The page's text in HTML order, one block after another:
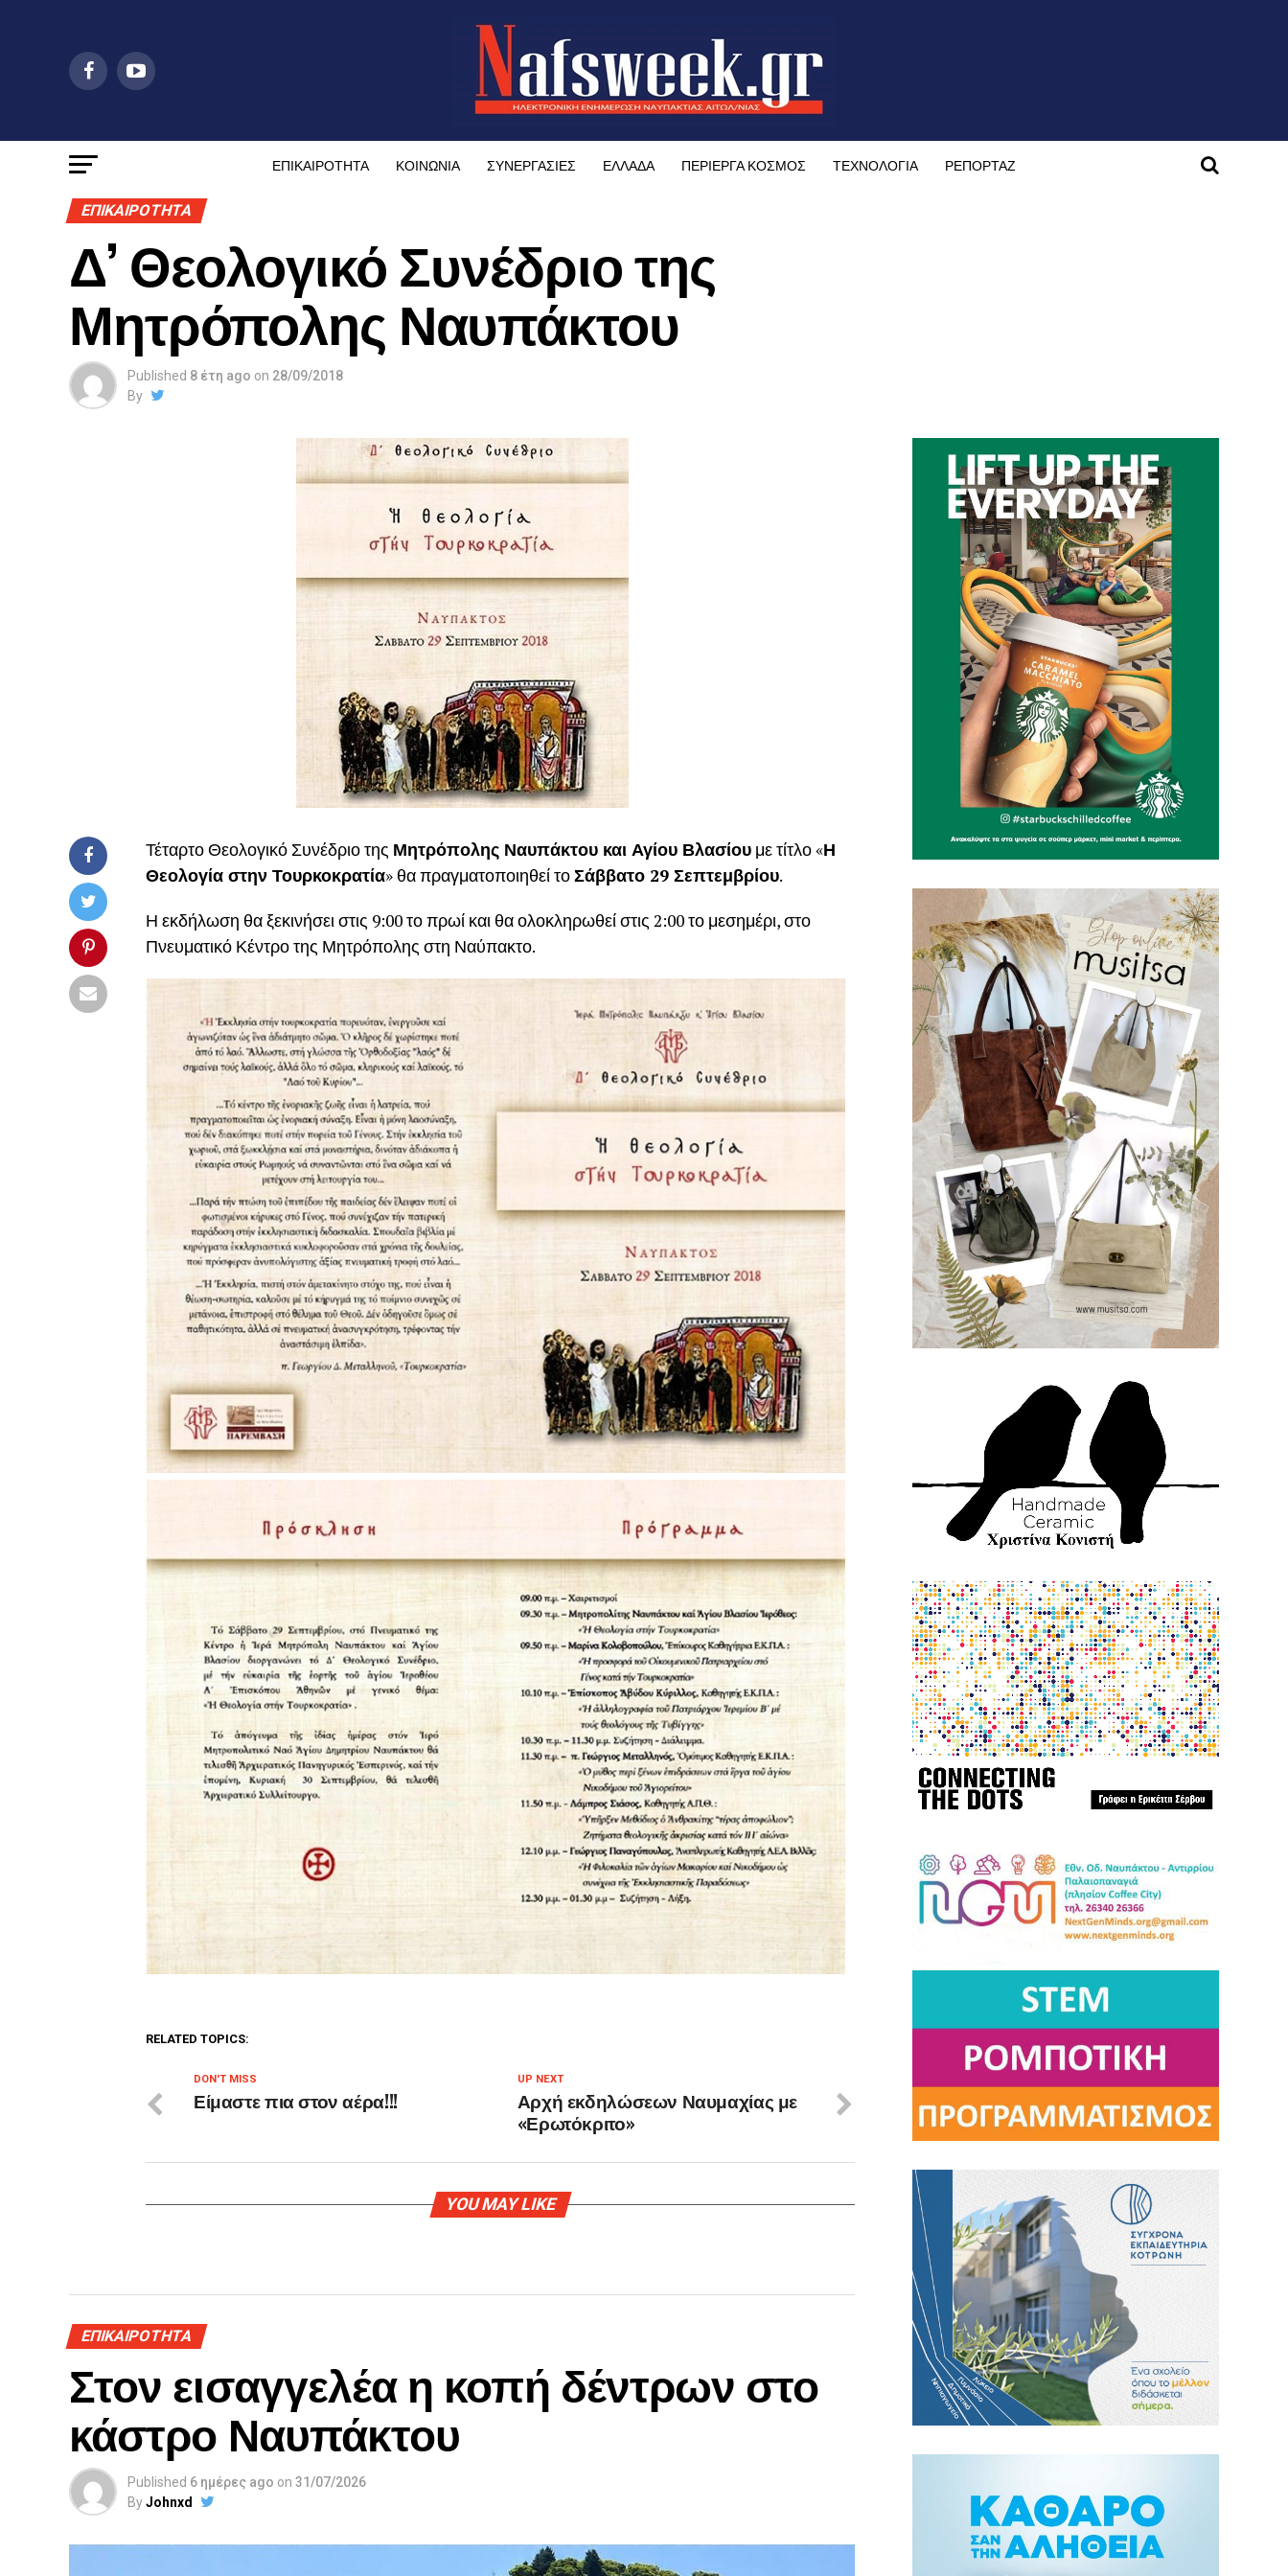
ΕΠΙΚΑΙΡΟΤΗΤΑ ΚΟΙΝΩΝΙΑ ΣΥΝΕΡΓΑΣΙΕΣ ΕΛΛΑΔΑ ΠΕΡΙΕΡΓΑ ΚΟΣΜΟΣ ΤΕΧΝΟΛΟΓΙΑ ΡΕΠΟΡΤΑΖ
ΕΠΙΚΑΙΡΟΤΗΤΑ
Δ’ Θεολογικό Συνέδριο της
Μητρόπολης Ναυπάκτου
Published 8 έτη ago on 28/09/2018
By
Τέταρτο Θεολογικό Συνέδριο της Μητρόπολης Ναυπάκτου και Αγίου Βλασίου με τίτλο «Η
Θεολογία στην Τουρκοκρατία» θα πραγματοποιηθεί τοΣάββατο 29 Σεπτεμβρίου.
Η εκδήλωση θα ξεκινήσει στις 9:00 το πρωί και θα ολοκληρωθεί στις 2:00 το μεσημέρι, στο
Πνευματικό Κέντρο της Μητρόπολης στη Ναύπακτο.
RELATED TOPICS:
UP NEXT
Αρχή εκδηλώσεων Ναυμαχίας με
«Ερωτόκριτο»
DON'T MISS
Είμαστε πια στον αέρα!!!
YOU MAY LIKE
ΕΠΙΚΑΙΡΟΤΗΤΑ
Στον εισαγγελέα η κοπή δέντρων στο
κάστρο Ναυπάκτου
Published 6 ημέρες ago on 31/07/2026
ByJohnxd